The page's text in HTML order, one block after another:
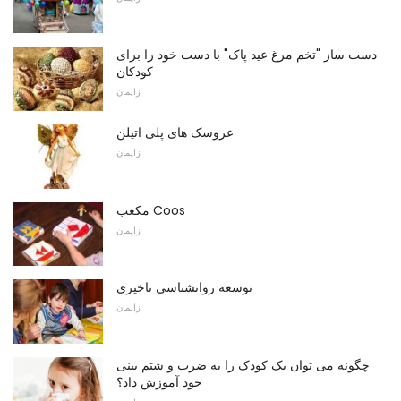
دست ساز "تخم مرغ عید پاک" با دست خود را برای
کودکان
زایمان
عروسک های پلی اتیلن
زایمان
مکعب Coos
زایمان
توسعه روانشناسی تاخیری
زایمان
چگونه می توان یک کودک را به ضرب و شتم بینی
خود آموزش داد؟